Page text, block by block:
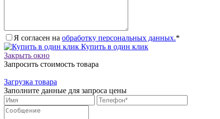
Я согласен на обработку персональных данных.*
Купить в один клик
Закрыть окно
Запросить стоимость товара
Загрузка товара
Заполните данные для запроса цены